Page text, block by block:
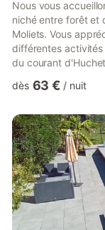
Nous vous
niché entre forêt et
Moliets. Vous
différentes activités
du courant
en toute sécurité,
famille ou entre
résidentiel. Elle
dès 63 € / nuit